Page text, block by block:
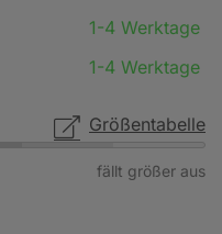
1-4 Werktage
1-4 Werktage
Größentabelle
fällt größer aus